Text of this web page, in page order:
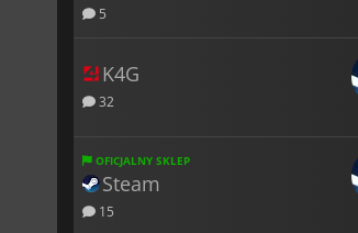
5
K4G
32
OFICJALNY SKLEP
Steam
15